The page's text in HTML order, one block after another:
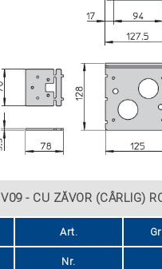
V09 - CU ZĂVOR (CÂRLIG)
Art.
Nr.